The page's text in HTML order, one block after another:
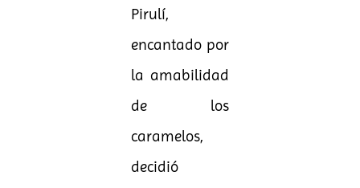
Pirulí,
encantado por
la amabilidad
de los
caramelos,
decidió